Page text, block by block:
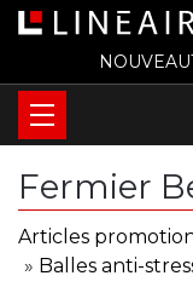
Fermier
Articles
» Balles anti-